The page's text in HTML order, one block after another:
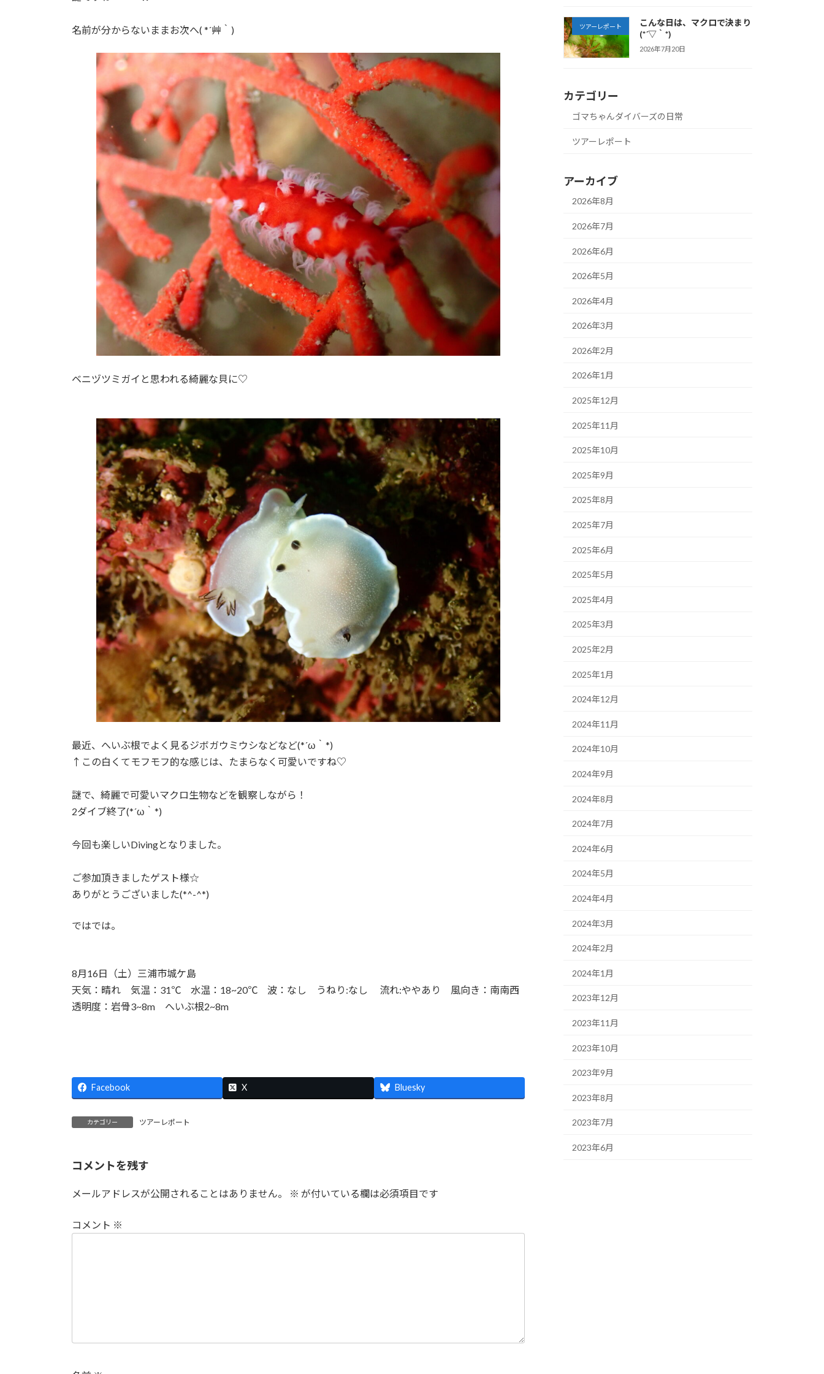
名前が分からないままお次へ( *´艸｀)
ベニヅツミガイと思われる綺麗な貝に♡
最近、へいぶ根でよく見るジボガウミウシなどなど(*´ω｀*)
↑この白くてモフモフ的な感じは、たまらなく可愛いですね♡
謎で、綺麗で可愛いマクロ生物などを観察しながら！
2ダイブ終了(*´ω｀*)
今回も楽しいDivingとなりました。
ご参加頂きましたゲスト様☆
ありがとうございました(*^-^*)
ではでは。
8月16日（土）三浦市城ケ島
天気：晴れ 気温：31℃ 水温：18~20℃ 波：なし うねり:なし 流れ:ややあり 風向き：南南西
透明度：岩骨3~8m へいぶ根2~8m
Facebook X Bluesky
カテゴリー ツアーレポート
コメントを残す
メールアドレスが公開されることはありません。 ※ が付いている欄は必須項目です
コメント ※
ツアーレポート
こんな日は、マクロで決まり
(*´▽｀*)
2026年7月20日
カテゴリー
ゴマちゃんダイバーズの日常
ツアーレポート
アーカイブ
2026年8月
2026年7月
2026年6月
2026年5月
2026年4月
2026年3月
2026年2月
2026年1月
2025年12月
2025年11月
2025年10月
2025年9月
2025年8月
2025年7月
2025年6月
2025年5月
2025年4月
2025年3月
2025年2月
2025年1月
2024年12月
2024年11月
2024年10月
2024年9月
2024年8月
2024年7月
2024年6月
2024年5月
2024年4月
2024年3月
2024年2月
2024年1月
2023年12月
2023年11月
2023年10月
2023年9月
2023年8月
2023年7月
2023年6月